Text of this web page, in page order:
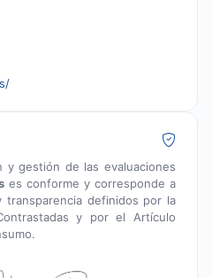
y gestión de las evaluaciones
es conforme y corresponde a
definidos por la
y por el Artículo